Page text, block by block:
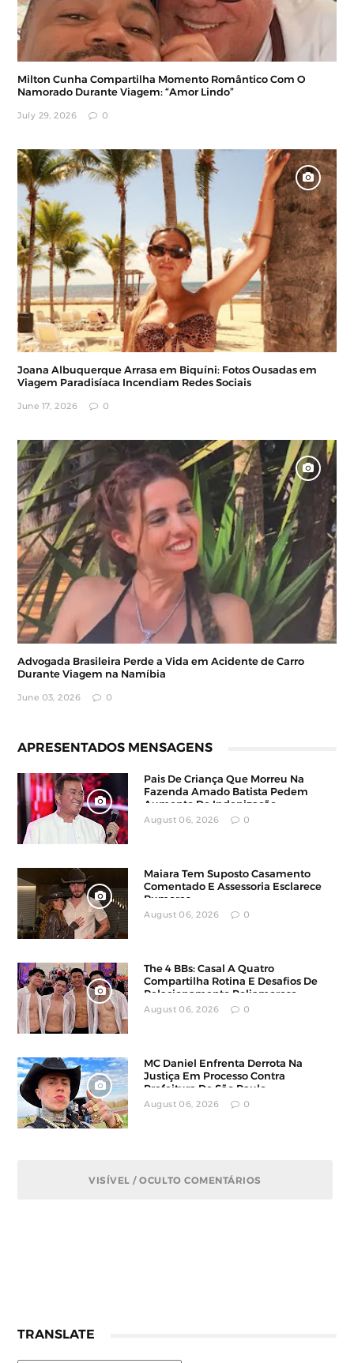
Milton Cunha Compartilha Momento Romântico Com O
Namorado Durante Viagem: “Amor Lindo”
July 29, 2026 0
Joana Albuquerque Arrasa em Biquíni: Fotos Ousadas em
Viagem Paradisíaca Incendiam Redes Sociais
June 17, 2026 0
Advogada Brasileira Perde a Vida em Acidente de Carro
Durante Viagem na Namíbia
June 03, 2026 0
APRESENTADOS MENSAGENS
Pais De Criança Que Morreu Na
Fazenda Amado Batista Pedem
Aumento De Indenização
August 06, 2026 0
Maiara Tem Suposto Casamento
Comentado E Assessoria Esclarece
Rumores
August 06, 2026 0
The 4 BBs: Casal A Quatro
Compartilha Rotina E Desafios De
Relacionamento Poliamoroso
August 06, 2026 0
MC Daniel Enfrenta Derrota Na
Justiça Em Processo Contra
Prefeitura De São Paulo
August 06, 2026 0
VISÍVEL / OCULTO COMENTÁRIOS
TRANSLATE